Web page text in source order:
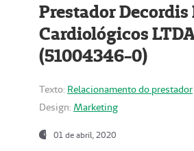
Prestador Decordis
Cardiológicos
(51004346-0)
Texto: Relacionamento do prestador
Design: Marketing
01 de abril, 2020